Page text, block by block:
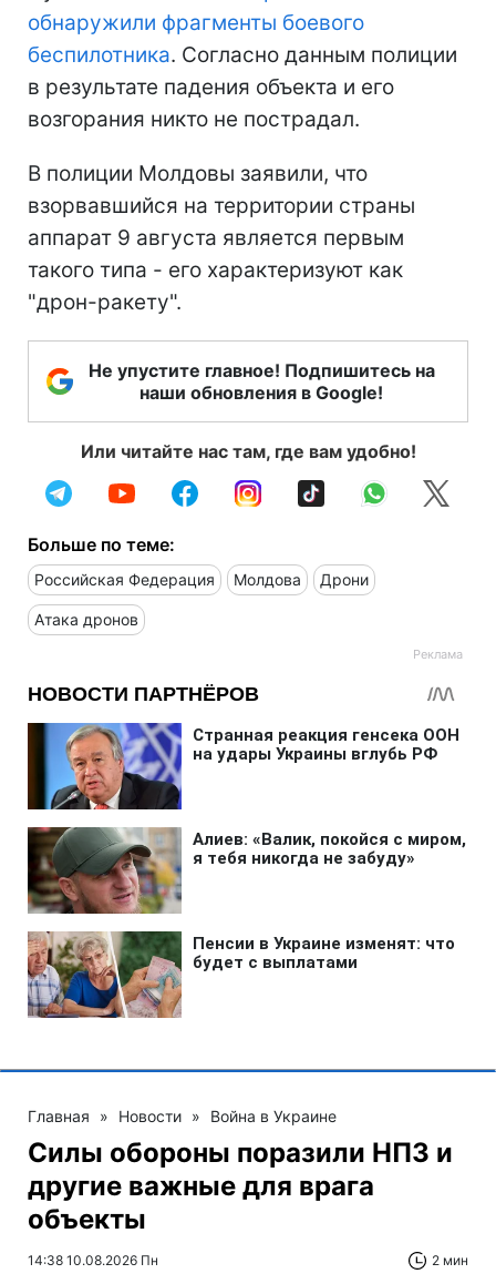
обнаружили фрагменты боевого
беспилотника. Согласно данным полиции
в результате падения объекта и его
возгорания никто не пострадал.
В полиции Молдовы заявили, что
взорвавшийся на территории страны
аппарат 9 августа является первым
такого типа - его характеризуют как
"дрон-ракету".
Не упустите главное! Подпишитесь на
наши обновления в Google!
Или читайте нас там, где вам удобно!
Больше по теме:
Российская Федерация Молдова Дрони
Атака дронов
Главная » Новости » Война в Украине
Силы обороны поразили НПЗ и
другие важные для врага
объекты
14:38 10.08.2026 Пн 2 мин